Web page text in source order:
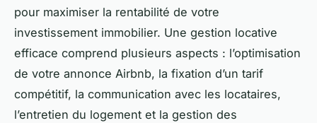
pour maximiser la rentabilité de votre
investissement immobilier. Une gestion locative
efficace comprend plusieurs aspects : l’optimisation
de votre annonce Airbnb, la fixation d’un tarif
compétitif, la communication avec les locataires,
l’entretien du logement et la gestion des